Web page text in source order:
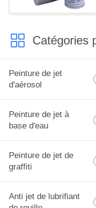
Catégories
Peinture de jet
d'aérosol
Peinture de jet à
base d'eau
Peinture de jet de
graffiti
Anti jet de lubrifiant